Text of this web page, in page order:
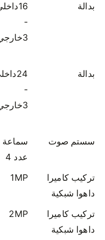
بدالة
-
3خارجي
بدالة
-
3خارجي
سستم صوت
سماعة
عدد 4
تركيب كاميرا
داهوا شبكية
1MP
تركيب كاميرا
داهوا شبكية
2MP